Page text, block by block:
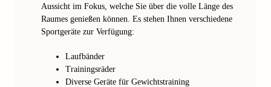
Aussicht im Fokus, welche Sie über die volle Länge des
Raumes genießen können. Es stehen Ihnen verschiedene
Sportgeräte zur Verfügung:
Laufbänder
Trainingsräder
Diverse Geräte für Gewichtstraining